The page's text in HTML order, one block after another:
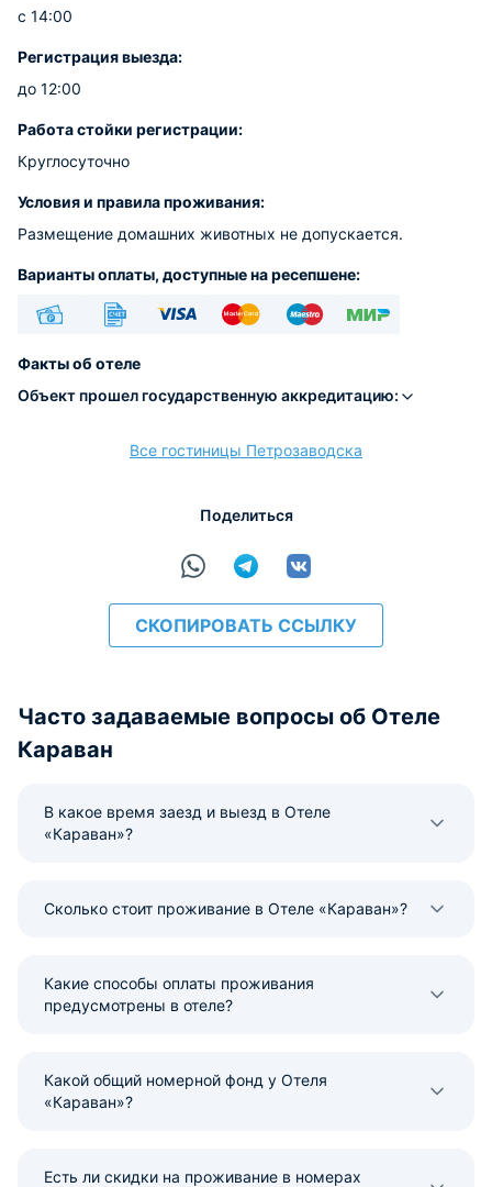
с 14:00
Регистрация выезда:
до 12:00
Работа стойки регистрации:
Круглосуточно
Условия и правила проживания:
Размещение домашних животных не допускается.
Варианты оплаты, доступные на ресепшене:
Факты об отеле
Объект прошел государственную аккредитацию:
Все гостиницы Петрозаводска
Поделиться
СКОПИРОВАТЬ ССЫЛКУ
Часто задаваемые вопросы об Отеле
Караван
В какое время заезд и выезд в Отеле
«Караван»?
Сколько стоит проживание в Отеле «Караван»?
Какие способы оплаты проживания
предусмотрены в отеле?
Какой общий номерной фонд у Отеля
«Караван»?
Есть ли скидки на проживание в номерах